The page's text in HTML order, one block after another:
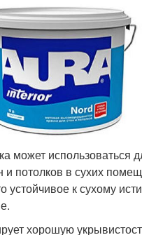
может использоваться
и потолков в сухих
устойчивое к сухому
хорошую